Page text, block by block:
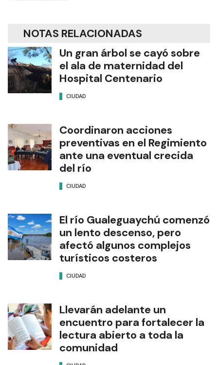
NOTAS RELACIONADAS
Un gran árbol se cayó sobre
el ala de maternidad del
Hospital Centenario
CIUDAD
Coordinaron acciones
preventivas en el Regimiento
ante una eventual crecida
del río
CIUDAD
El río Gualeguaychú comenzó
un lento descenso, pero
afectó algunos complejos
turísticos costeros
CIUDAD
Llevarán adelante un
encuentro para fortalecer la
lectura abierto a toda la
comunidad